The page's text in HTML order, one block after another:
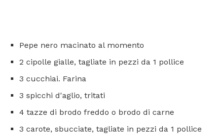
Pepe nero macinato al momento
2 cipolle gialle, tagliate in pezzi da 1 pollice
3 cucchiai. Farina
3 spicchi d'aglio, tritati
4 tazze di brodo freddo o brodo di carne
3 carote, sbucciate, tagliate in pezzi da 1 pollice